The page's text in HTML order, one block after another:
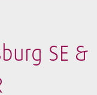
SE &